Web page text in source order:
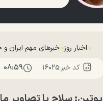
اخبار روز خبرهای مهم ایران
کد خبر:۱۶۰۲۵ ۰۸:۵۹